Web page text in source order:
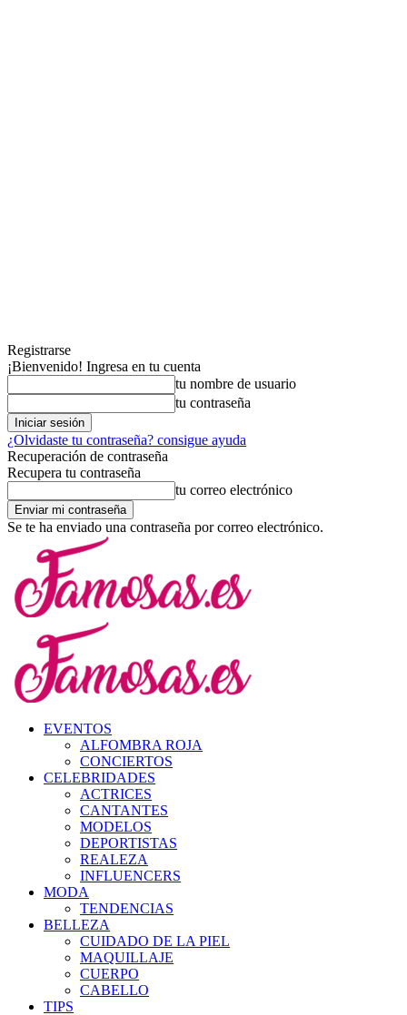
Registrarse
¡Bienvenido! Ingresa en tu cuenta
tu nombre de usuario
tu contraseña
¿Olvidaste tu contraseña? consigue ayuda
Recuperación de contraseña
Recupera tu contraseña
tu correo electrónico
Se te ha enviado una contraseña por correo electrónico.
EVENTOS
ALFOMBRA ROJA
CONCIERTOS
CELEBRIDADES
ACTRICES
CANTANTES
MODELOS
DEPORTISTAS
REALEZA
INFLUENCERS
MODA
TENDENCIAS
BELLEZA
CUIDADO DE LA PIEL
MAQUILLAJE
CUERPO
CABELLO
TIPS